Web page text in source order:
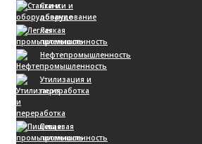
Станки и
оборудование
Легкая
промышленность
Нефтепромышленность
Утилизация и
переработка
Пищевая
промышленность